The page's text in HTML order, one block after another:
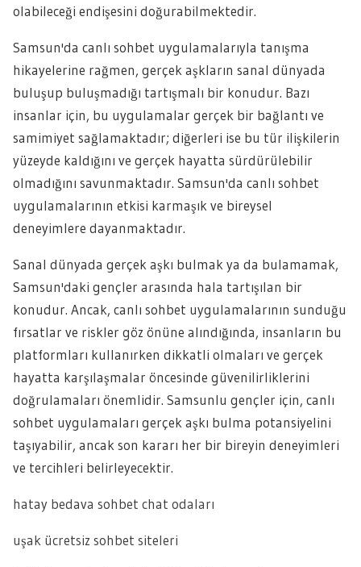
olabileceği endişesini doğurabilmektedir.
Samsun'da canlı sohbet uygulamalarıyla tanışma
hikayelerine rağmen, gerçek aşkların sanal dünyada
buluşup buluşmadığı tartışmalı bir konudur. Bazı
insanlar için, bu uygulamalar gerçek bir bağlantı ve
samimiyet sağlamaktadır; diğerleri ise bu tür ilişkilerin
yüzeyde kaldığını ve gerçek hayatta sürdürülebilir
olmadığını savunmaktadır. Samsun'da canlı sohbet
uygulamalarının etkisi karmaşık ve bireysel
deneyimlere dayanmaktadır.
Sanal dünyada gerçek aşkı bulmak ya da bulamamak,
Samsun'daki gençler arasında hala tartışılan bir
konudur. Ancak, canlı sohbet uygulamalarının sunduğu
fırsatlar ve riskler göz önüne alındığında, insanların bu
platformları kullanırken dikkatli olmaları ve gerçek
hayatta karşılaşmalar öncesinde güvenilirliklerini
doğrulamaları önemlidir. Samsunlu gençler için, canlı
sohbet uygulamaları gerçek aşkı bulma potansiyelini
taşıyabilir, ancak son kararı her bir bireyin deneyimleri
ve tercihleri belirleyecektir.
hatay bedava sohbet chat odaları
uşak ücretsiz sohbet siteleri